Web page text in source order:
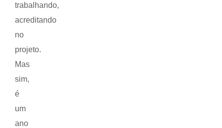
trabalhando,
acreditando
no
projeto.
Mas
sim,
é
um
ano